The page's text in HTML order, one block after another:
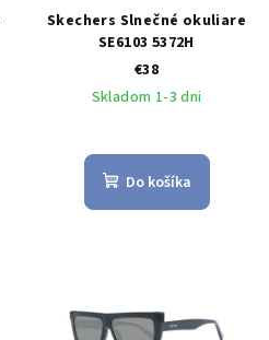
Skechers Slnečné okuliare
SE6103 5372H
€38
Skladom 1-3 dni
Do košíka